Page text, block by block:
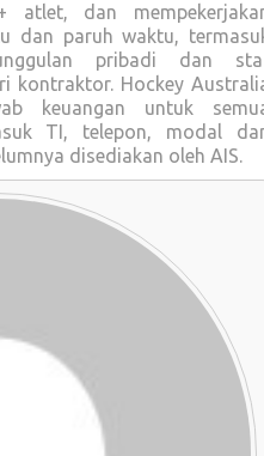
atlet, dan
dan paruh waktu,
pribadi dan
kontraktor. Hockey
keuangan untuk
TI, telepon, modal
disediakan oleh AIS.